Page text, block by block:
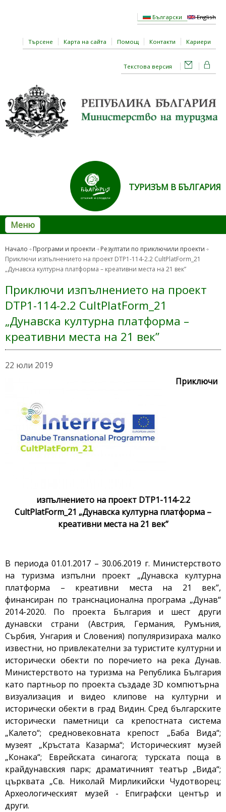
Български English
Търсене Карта на сайта Помощ Контакти Кариери
Текстова версия
ТУРИЗЪМ В БЪЛГАРИЯ
Меню
Начало Програми и проекти
Резултати по приключили проекти
Приключи изпълнението на проект DTP1-114-2.2 CultPlatForm_21
„Дунавска културна платформа – креативни места на 21 век”
Приключи изпълнението на проект
DTP1-114-2.2 CultPlatForm_21
„Дунавска културна платформа –
креативни места на 21 век”
22 юли 2019
Приключи
изпълнението на проектDTP1-114-2.2
CultPlatForm_21 „Дунавска културна платформа –
креативни места на 21 век”
В периода 01.01.2017 – 30.06.2019 г. Министерството
на туризма изпълни проект „Дунавска културна
платформа – креативни места на 21 век”,
финансиран по транснационална програма „Дунав“
2014-2020. По проекта България и шест други
дунавски страни (Австрия, Германия, Румъния,
Сърбия, Унгария и Словения) популяризираха малко
известни, но привлекателни за туристите културни и
исторически обекти по поречието на река Дунав.
Министерството на туризма на Република България
като партньор по проекта създаде 3D компютърна
визуализация и видео клипове на културни и
исторически обекти в град Видин. Сред българските
исторически паметници са крепостната система
„Калето“; средновековната крепост „Баба Вида“;
музеят „Кръстата Казарма“; Историческият музей
„Конака“; Еврейската синагога; турската поща в
крайдунавския парк; драматичният театър „Вида“;
църквата „Св. Николай Мирликийски Чудотворец;
Археологическият музей - Епиграфски център и
други.